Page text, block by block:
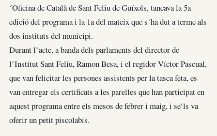
´Oficina de Català de Sant Feliu de Guíxols, tancava la 5a
edició del programa i la 1a del mateix que s´ha dut a terme als
dos instituts del municipi.
Durant l’acte, a banda dels parlaments del director de
l’Institut Sant Feliu, Ramon Besa, i el regidor Víctor Pascual,
que van felicitar les persones assistents per la tasca feta, es
van entregar els certificats a les parelles que han participat en
aquest programa entre els mesos de febrer i maig, i se’ls va
oferir un petit piscolabis.